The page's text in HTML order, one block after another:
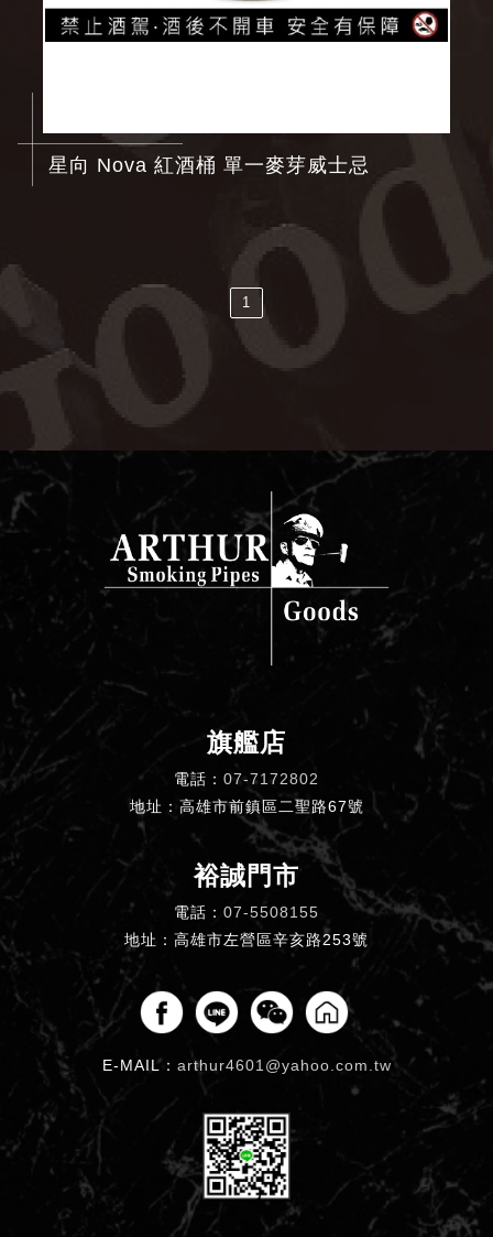
星向 Nova 紅酒桶 單一麥芽威士忌
1
旗艦店
電話： 07-7172802
地址：高雄市前鎮區二聖路67號
裕誠門市
電話： 07-5508155
地址：高雄市左營區辛亥路253號
E-MAIL： arthur4601@yahoo.com.tw